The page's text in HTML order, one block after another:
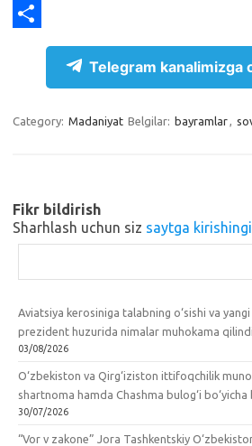
go
s
i
k
F
b
k
r
Telegram kanalimizga
Category: Madaniyat Belgilar: bayramlar
Fikr bildirish
Sharhlash uchun siz saytga
Aviatsiya kerosiniga talabning o‘sishi va
prezident huzurida nimalar muhokama qilindi
03/08/2026
O‘zbekiston va Qirg‘iziston ittifoqchilik
shartnoma hamda Chashma bulog‘i
30/07/2026
“Vor v zakone” Jora Tashkentskiy